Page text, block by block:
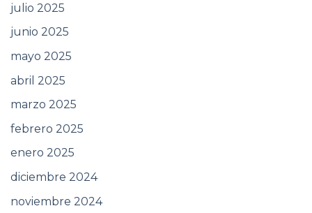
julio 2025
junio 2025
mayo 2025
abril 2025
marzo 2025
febrero 2025
enero 2025
diciembre 2024
noviembre 2024